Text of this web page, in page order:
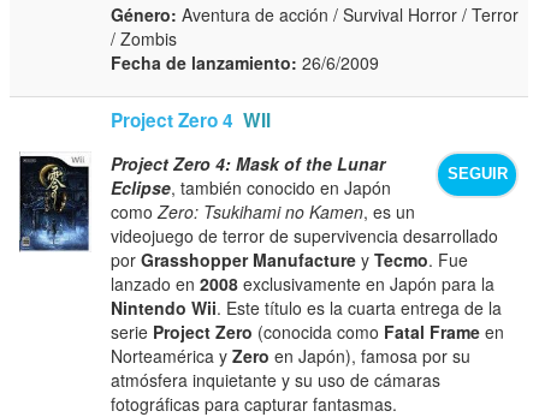
Género: Aventura de acción / Survival Horror / Terror
/ Zombis
Fecha de lanzamiento: 26/6/2009
Project Zero 4 WII
SEGUIR
Project Zero 4: Mask of the Lunar
Eclipse, también conocido en Japón
comoZero: Tsukihami no Kamen, es un
videojuego de terror de supervivencia desarrollado
porGrasshopper Manufacture yTecmo. Fue
lanzado en2008 exclusivamente en Japón para la
Nintendo Wii. Este título es la cuarta entrega de la
serie Project Zero (conocida como Fatal Frame en
Norteamérica yZero en Japón), famosa por su
atmósfera inquietante y su uso de cámaras
fotográficas para capturar fantasmas.